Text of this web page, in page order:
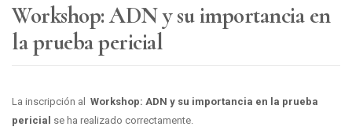
Workshop: ADN y su importancia en
la prueba pericial
La inscripción al
Workshop: ADN y su importancia en la prueba
pericial se ha realizado correctamente.